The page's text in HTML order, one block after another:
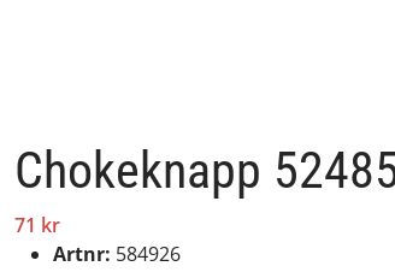
Chokeknapp
71 kr
Artnr: 584926